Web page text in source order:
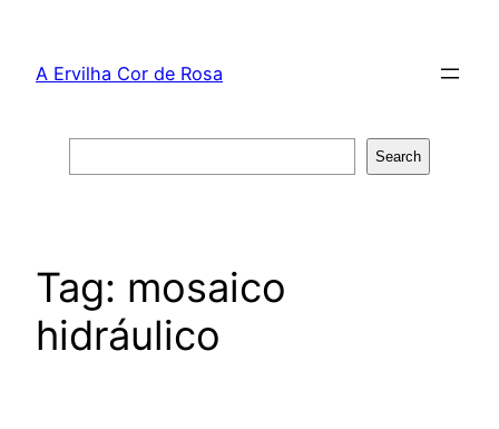
content
A Ervilha Cor de Rosa
Search
Tag: mosaico
hidráulico